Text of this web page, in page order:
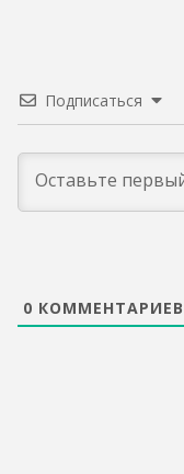
Подписаться
0 КОММЕНТАРИЕВ